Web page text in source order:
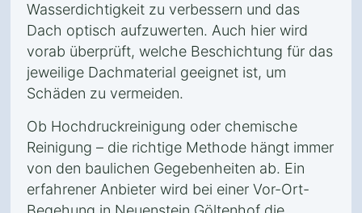
Wasserdichtigkeit zu verbessern und das
Dach optisch aufzuwerten. Auch hier wird
vorab überprüft, welche Beschichtung für das
jeweilige Dachmaterial geeignet ist, um
Schäden zu vermeiden.
Ob Hochdruckreinigung oder chemische
Reinigung – die richtige Methode hängt immer
von den baulichen Gegebenheiten ab. Ein
erfahrener Anbieter wird bei einer Vor-Ort-